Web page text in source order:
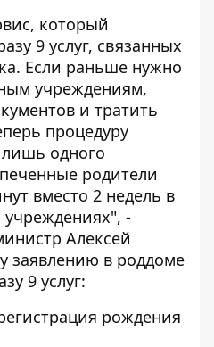
который
9 услуг, связанных
Если раньше нужно
учреждениям,
и тратить
процедуру
лишь одного
родители
вместо 2 недель в
учреждениях", -
Алексей
заявлению в роддоме
9 услуг:
рождения